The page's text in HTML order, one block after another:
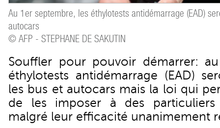
Au 1er septembre, les éthylotests antidémarrage (EAD)
autocars
© AFP - STEPHANE DE SAKUTIN
Souffler pour pouvoir démarrer:
éthylotests antidémarrage (EAD)
les bus et autocars mais la loi qui
de les imposer à des
malgré leur efficacité unanimement